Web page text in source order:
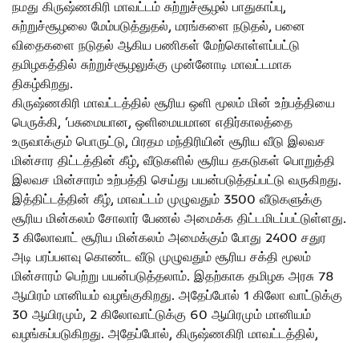
நமது கிருஷ்ணகிரி மாவட்டம் சுற்றுச்சூழல் பாதுகாப்பு,
சுற்றுச்சூழலை மேம்படுத்துதல், மரங்களை நடுதல், பனை
விதைகளை நடுதல் ஆகிய பணிகள் மேற்கொள்ளப்பட்டு
தமிழகத்தில் சுற்றுச்சூழலுக்கு முன்னோடி மாவட்டமாக
திகழ்கிறது.
கிருஷ்ணகிரி மாவட்டத்தில் சூரிய ஒளி மூலம் மின் உற்பத்தியை
பெருக்கி, ‘பசுமையான, ஒளிமையமான எதிர்காலத்தை
உருவாக்கும் பொருட்டு, பிரதம மந்திரியின் சூரிய வீடு இலவச
மின்சார திட்டத்தின் கீழ், வீடுகளில் சூரிய தகடுகள் பொறுத்தி
இலவச மின்சாரம் உற்பத்தி செய்து பயன்படுத்தப்பட்டு வருகிறது.
இத்திட்டத்தின் கீழ், மாவட்டம் முழுவதும் 3500 வீடுகளுக்கு
சூரிய மின்கலம் சோலார் பேணல் அமைக்க திட்டமிடப்பட்டுள்ளது.
3 கிலோவாட் சூரிய மின்கலம் அமைக்கும் போது 2400 சதுர
அடி பரப்பளவு கொண்ட வீடு முழுவதும் சூரிய சக்தி மூலம்
மின்சாரம் பெற்று பயன்படுத்தலாம். இதற்காக தமிழக அரசு 78
ஆயிரம் மானியம் வழங்குகிறது. அதேப்போல் 1 கிலோ வாட்டுக்கு
30 ஆயிரமும், 2 கிலோவாட்டுக்கு 60 ஆயிரமும் மானியம்
வழங்கப்படுகிறது. அதேப்போல், கிருஷ்ணகிரி மாவட்டத்தில்,